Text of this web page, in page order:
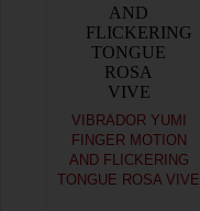
VIBRADOR YUMI
FINGER MOTION
AND FLICKERING
TONGUE ROSA VIVE